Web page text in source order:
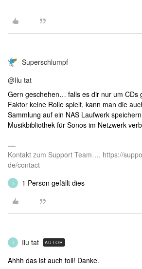
Superschlumpf
@Ilu tat
Gern geschehen… falls es dir nur um CDs
Faktor keine Rolle spielt, kann man die
Sammlung auf ein NAS Laufwerk
Musikbibliothek für Sonos im Netzwerk
Kontakt zum Support Team…. https://
de/contact
I 1 Person gefällt dies
I Ilu tat AUTOR
Ahhh das ist auch toll! Danke.